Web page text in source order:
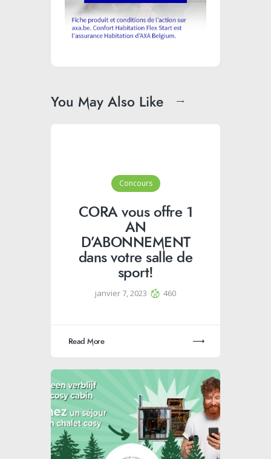
You May Also Like
Concours
CORA vous offre 1
AN
D’ABONNEMENT
dans votre salle de
sport!
janvier 7, 2023 460
Read More